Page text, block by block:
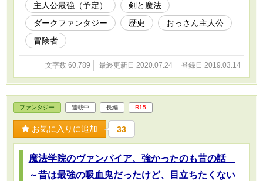
主人公最強（予定）
剣と魔法
ダークファンタジー
歴史
おっさん主人公
冒険者
文字数 60,789 最終更新日 2020.07.24 登録日 2019.03.14
ファンタジー 連載中 長編 R15
お気に入りに追加 33
魔法学院のヴァンパイア、強かったのも昔の話
～昔は最強の吸血鬼だったけど、目立ちたくない